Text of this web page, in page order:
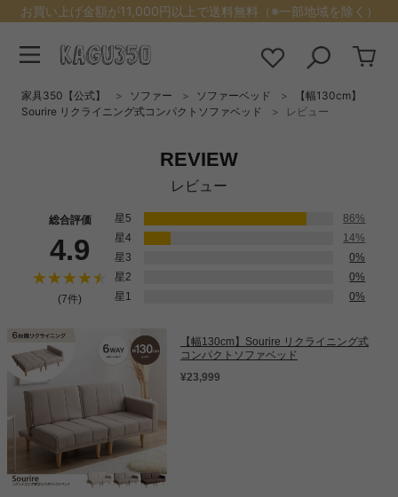
お買い上げ金額が11,000円以上で送料無料（※一部地域を除く）
家具350【公式】 ソファー ソファーベッド
【幅130cm】
Sourire リクライニング式コンパクトソファベッド
レビュー
REVIEW
レビュー
【幅130cm】Sourire リクライニング式
コンパクトソファベッド
¥23,999
総合評価
4.9
(7件)
星5
86%
星4
14%
星3
0%
星2
0%
星1
0%